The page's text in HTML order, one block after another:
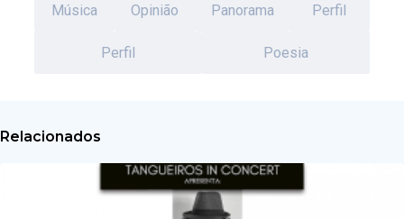
Música Opinião Panorama Perfil
Perfil Poesia
Relacionados